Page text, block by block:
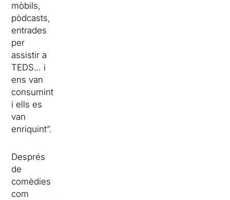
mòbils,
pòdcasts,
entrades
per
assistir a
TEDS… i
ens van
consumint
i ells es
van
enriquint”.
Després
de
comèdies
com